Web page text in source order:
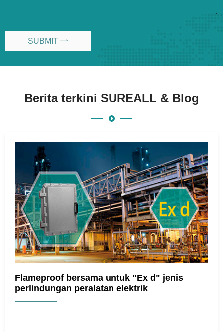
SUBMIT 
Berita terkini SUREALL & Blog
Flameproof bersama untuk "Ex d" jenis
perlindungan peralatan elektrik